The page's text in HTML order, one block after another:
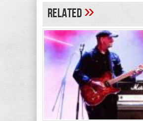
Related»